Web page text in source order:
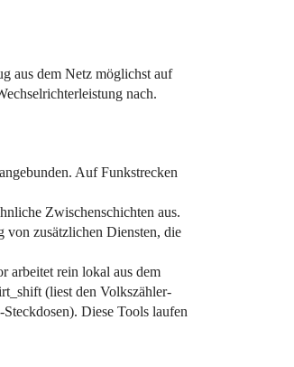
aus dem Netz möglichst auf
nach.
Auf Funkstrecken
Zwischenschichten aus.
von zusätzlichen Diensten, die
arbeitet rein lokal aus dem
(liest den Volkszähler-
Diese Tools laufen